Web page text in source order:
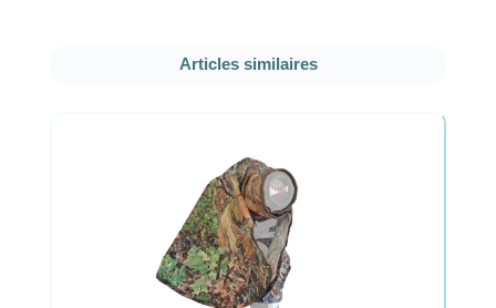
Ignorer la galerie de produits
Articles similaires